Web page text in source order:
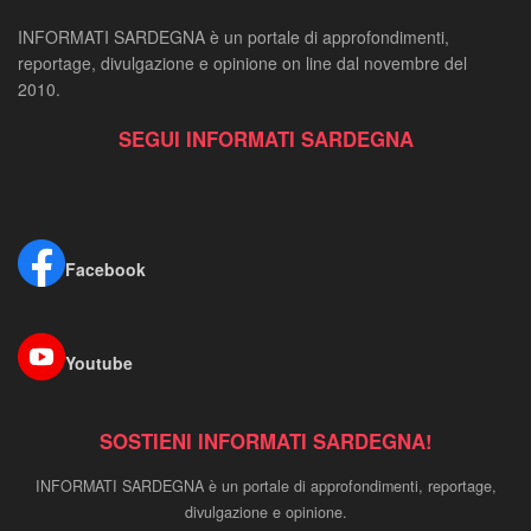
INFORMATI SARDEGNA è un portale di approfondimenti,
reportage, divulgazione e opinione on line dal novembre del
2010.
SEGUI INFORMATI SARDEGNA
Facebook
Youtube
SOSTIENI INFORMATI SARDEGNA!
INFORMATI SARDEGNA è un portale di approfondimenti, reportage,
divulgazione e opinione.